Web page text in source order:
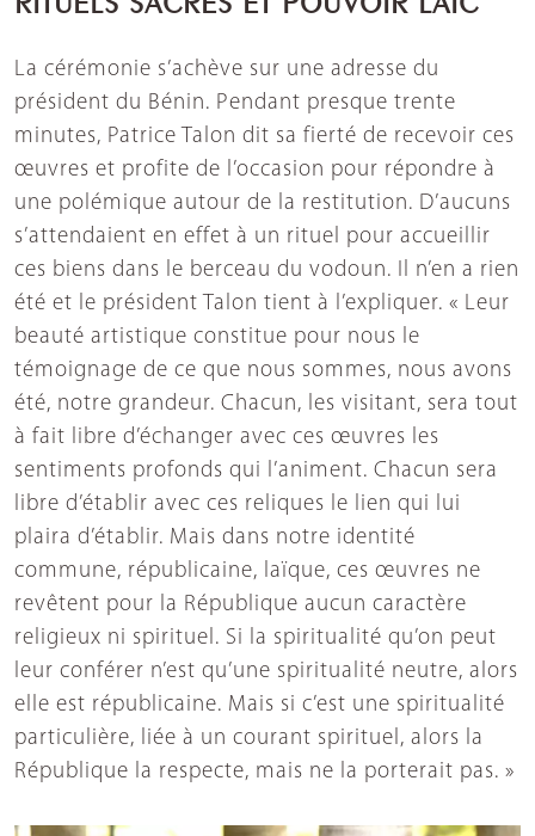
La cérémonie s’achève sur une adresse du
président du Bénin. Pendant presque trente
minutes, Patrice Talon dit sa fierté de recevoir ces
œuvres et profite de l’occasion pour répondre à
une polémique autour de la restitution. D’aucuns
s’attendaient en effet à un rituel pour accueillir
ces biens dans le berceau du vodoun. Il n’en a rien
été et le président Talon tient à l’expliquer. « Leur
beauté artistique constitue pour nous le
témoignage de ce que nous sommes, nous avons
été, notre grandeur. Chacun, les visitant, sera tout
à fait libre d’échanger avec ces œuvres les
sentiments profonds qui l’animent. Chacun sera
libre d’établir avec ces reliques le lien qui lui
plaira d’établir. Mais dans notre identité
commune, républicaine, laïque, ces œuvres ne
revêtent pour la République aucun caractère
religieux ni spirituel. Si la spiritualité qu’on peut
leur conférer n’est qu’une spiritualité neutre, alors
elle est républicaine. Mais si c’est une spiritualité
particulière, liée à un courant spirituel, alors la
République la respecte, mais ne la porterait pas. »